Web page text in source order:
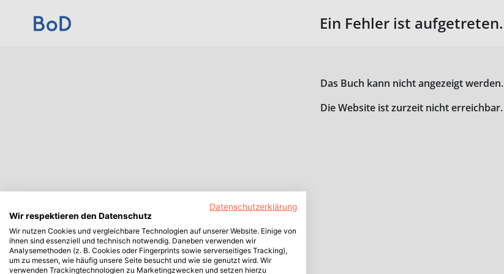
Ein Fehler ist aufgetreten.
Das Buch kann nicht angezeigt werden.
Die Website ist zurzeit nicht erreichbar.
Datenschutzerklärung
Wir respektieren den Datenschutz
Wir nutzen Cookies und vergleichbare Technologien auf unserer Website. Einige von
ihnen sind essenziell und technisch notwendig. Daneben verwenden wir
Analysemethoden (z. B. Cookies oder Fingerprints sowie serverseitiges Tracking),
um zu messen, wie häufig unsere Seite besucht und wie sie genutzt wird. Wir
verwenden Trackingtechnologien zu Marketingzwecken und setzen hierzu